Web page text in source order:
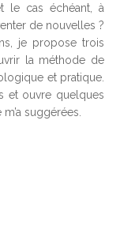
le cas échéant, à
de nouvelles ?
je propose trois
la méthode de
et pratique.
et ouvre quelques
suggérées.